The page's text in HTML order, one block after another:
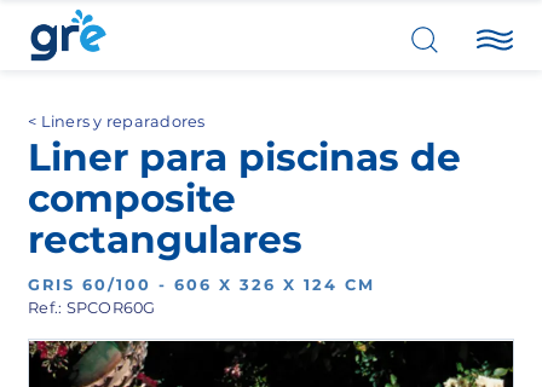
Liners y reparadores
Liner para piscinas de
composite
rectangulares
GRIS 60/100 - 606 X 326 X 124 CM
Ref.: SPCOR60G